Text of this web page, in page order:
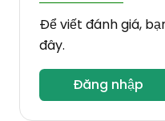
Để viết đánh giá,
đây.
Đăng nhập